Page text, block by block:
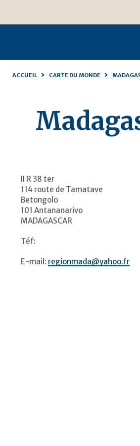
ACCUEIL › CARTE DU MONDE ›
II R 38 ter
114 route de Tamatave
Betongolo
101 Antananarivo
MADAGASCAR
Téf:
E-mail: regionmada@yahoo.fr